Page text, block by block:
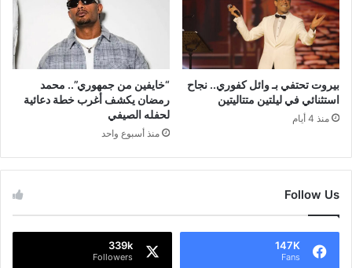
بيروت تحتفي بـ وائل كفوري.. نجاح
استثنائي في ليلتين متتاليتين
منذ 4 أيام
“خايفين من جمهوري”.. محمد
رمضان يكشف أغرب خطة دعائية
لحفله الصيفي
منذ أسبوع واحد
Follow Us
147K
Fans
339k
Followers